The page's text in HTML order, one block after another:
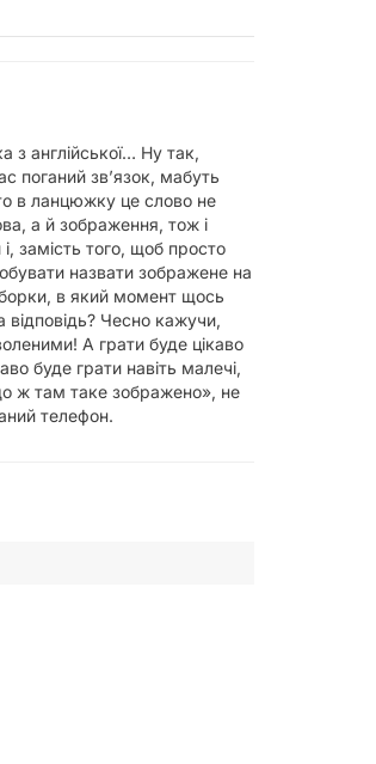
англійської… Ну так,
поганий зв’язок, мабуть
в ланцюжку це слово не
а й зображення, тож і
замість того, щоб просто
назвати зображене на
в який момент щось
Чесно кажучи,
А грати буде цікаво
буде грати навіть малечі,
ж там таке зображено», не
телефон.